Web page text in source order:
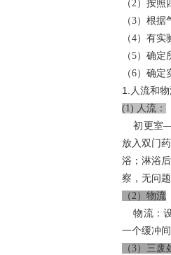
（2）按
（3）根
（4）有
（5）确
（6）确
1.人流和
(1) 人流：
初更室—
放入双门
浴；淋浴
察，无问
（2）物流
物流：设
一个缓冲
（3）三废